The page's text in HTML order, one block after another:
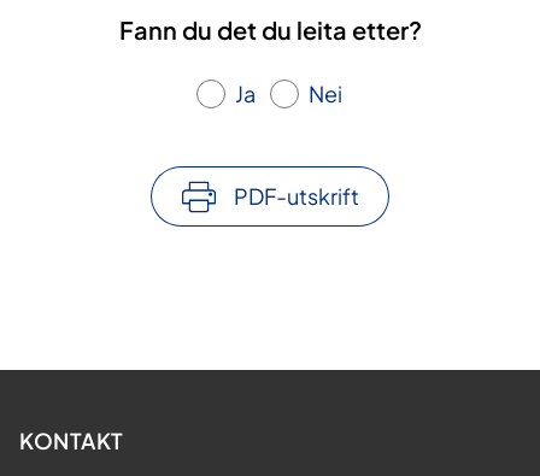
Fann du det du leita etter?
Ja Nei
PDF-utskrift
KONTAKT